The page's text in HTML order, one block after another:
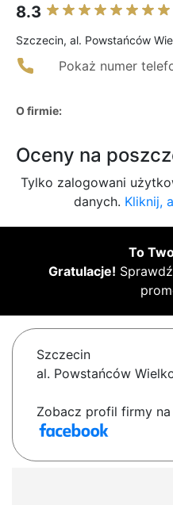
8.3
Szczecin, al. Powstańców
Pokaż numer
O firmie:
Oceny na
Tylko zalogowani
danych. Kliknij,
To
Gratulacje!
Szczecin
al. Powstańców
Zobacz profil firmy na